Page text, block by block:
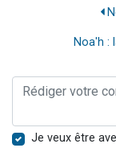
Noa'h :
Je veux être